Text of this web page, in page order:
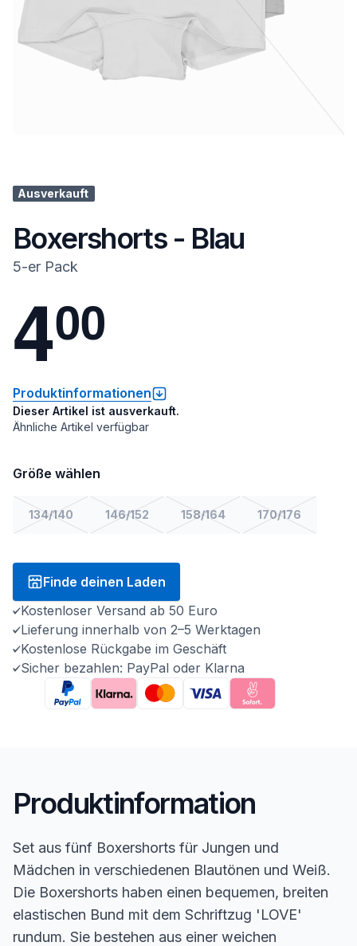
Ausverkauft
Boxershorts - Blau
5-er Pack
400
Produktinformationen
Dieser Artikel ist ausverkauft.
Ähnliche Artikel verfügbar
Größe wählen
134/140 146/152 158/164 170/176
Finde deinen Laden
Kostenloser Versand ab 50 Euro
Lieferung innerhalb von 2–5 Werktagen
Kostenlose Rückgabe im Geschäft
Sicher bezahlen: PayPal oder Klarna
Produktinformation
Set aus fünf Boxershorts für Jungen und
Mädchen in verschiedenen Blautönen und Weiß.
Die Boxershorts haben einen bequemen, breiten
elastischen Bund mit dem Schriftzug 'LOVE'
rundum. Sie bestehen aus einer weichen